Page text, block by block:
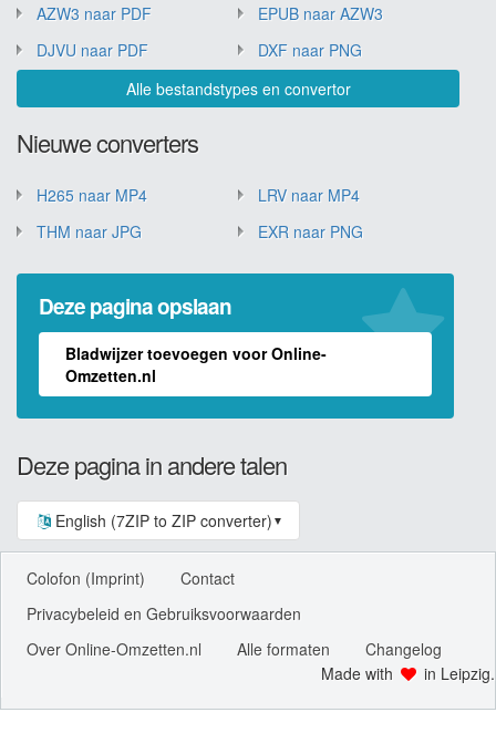
AZW3 naar PDF
EPUB naar AZW3
DJVU naar PDF
DXF naar PNG
Alle bestandstypes en convertor
Nieuwe converters
H265 naar MP4
LRV naar MP4
THM naar JPG
EXR naar PNG
Deze pagina opslaan
Bladwijzer toevoegen voor Online-
Omzetten.nl
Deze pagina in andere talen
English (7ZIP to ZIP converter) ▼
Colofon (Imprint)
Contact
Privacybeleid en Gebruiksvoorwaarden
Over Online-Omzetten.nl
Alle formaten
Changelog
Made with
in Leipzig.